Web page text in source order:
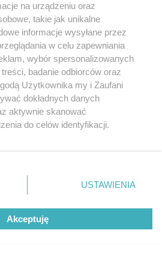
OGRÓD
robią to z
w sierpniu. Efekt
kilku tygodniach
na urządzeniu oraz
takie jak unikalne
informacje wysyłane przez
w celu zapewniania
wybór spersonalizowanych
badanie odbiorców oraz
Użytkownika my i Zaufani
dokładnych danych
aktywnie skanować
do celów identyfikacji.
przycisk ustawień prywatności
dolnym rogu strony
nie wymagają zgody
prawo sprzeciwić się takiemu
będą miały zastosowanie tylko
USTAWIENIA
Akceptuję